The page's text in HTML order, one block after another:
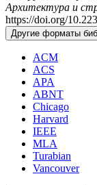
Архитектура и
https://doi.org/
Другие форматы
ACM
ACS
APA
ABNT
Chicago
Harvard
IEEE
MLA
Turabian
Vancouver